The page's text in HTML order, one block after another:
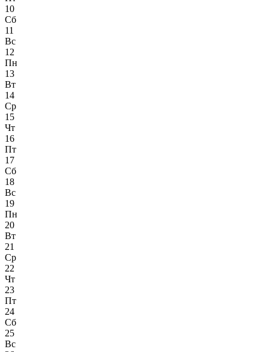
10
Сб
11
Вс
12
Пн
13
Вт
14
Ср
15
Чт
16
Пт
17
Сб
18
Вс
19
Пн
20
Вт
21
Ср
22
Чт
23
Пт
24
Сб
25
Вс